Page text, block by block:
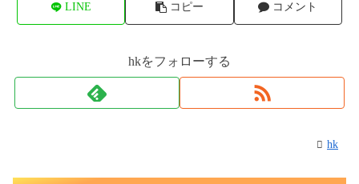
LINE コピー コメント
hkをフォローする
hk